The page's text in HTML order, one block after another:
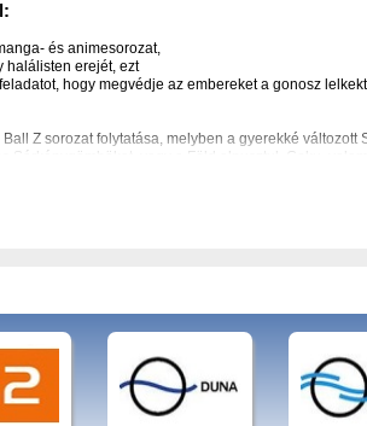
és animesorozat,
halálisten erejét, ezt
hogy megvédje az embereket a gonosz
Z sorozat folytatása, melyben a gyerekké változott
Sárkánygömböket, vagy a Föld elpusztul. Goku,
eltérő jellemű és természetű lány barátságáról,
Júlia, Trigun, Űrkadétok, Vasember, Vampire Knight,
tv-műsorok, műsor, sorozatok listája, tv online,